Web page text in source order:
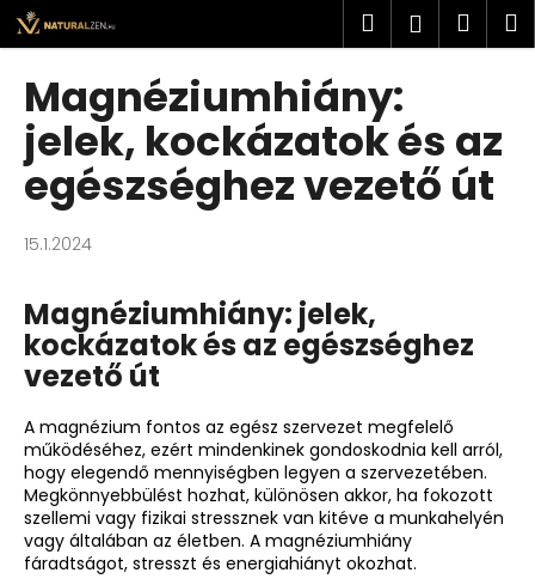
Ugrás
fő
tartalomhoz
Keresés
Magnéziumhiány:
jelek, kockázatok és az
egészséghez vezető út
15.1.2024
Magnéziumhiány: jelek,
kockázatok és az egészséghez
vezető út
A magnézium fontos az egész szervezet megfelelő
működéséhez, ezért mindenkinek gondoskodnia kell arról,
hogy elegendő mennyiségben legyen a szervezetében.
Megkönnyebbülést hozhat, különösen akkor, ha fokozott
szellemi vagy fizikai stressznek van kitéve a munkahelyén
vagy általában az életben. A magnéziumhiány
fáradtságot, stresszt és energiahiányt okozhat.
K
o
M
i
t
e
e
s
?
KERESÉS